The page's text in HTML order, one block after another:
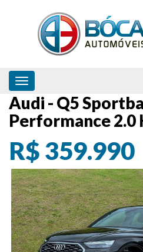
Toggle navigation
Audi - Q5
Performance 2.0
R$ 359.990